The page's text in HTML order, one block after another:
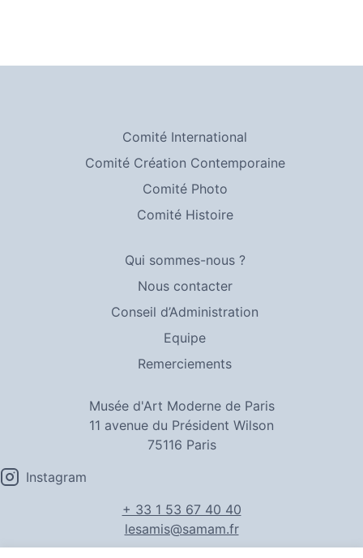
Comité International
Comité Création Contemporaine
Comité Photo
Comité Histoire
Qui sommes-nous ?
Nous contacter
Conseil d’Administration
Equipe
Remerciements
Musée d'Art Moderne de Paris
11 avenue du Président Wilson
75116 Paris
Instagram
+ 33 1 53 67 40 40
lesamis@samam.fr